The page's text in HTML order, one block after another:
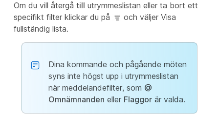
Om du vill återgå till utrymmeslistan eller ta bort ett
specifikt filter klickar du på
och väljer Visa
fullständig lista.
Dina kommande och pågående möten
syns inte högst upp i utrymmeslistan
när meddelandefilter, som @
Omnämnanden eller Flaggor är valda.